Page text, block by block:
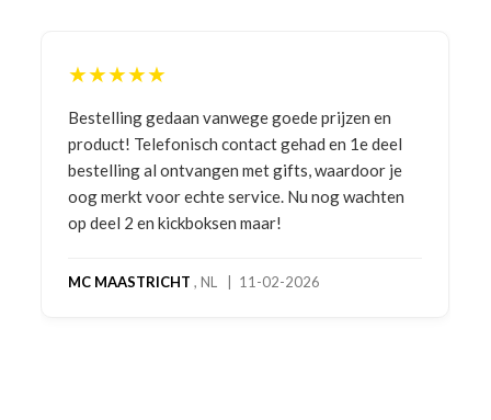
★★★★★
Bestelling gedaan vanwege goede prijzen en
product! Telefonisch contact gehad en 1e deel
bestelling al ontvangen met gifts, waardoor je
oog merkt voor echte service. Nu nog wachten
op deel 2 en kickboksen maar!
MC MAASTRICHT , NL | 11-02-2026